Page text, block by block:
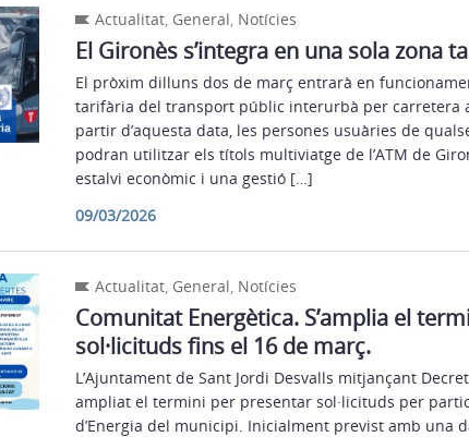
Actualitat, General, Notícies
El Gironès s’integra en una sola zona
El pròxim dilluns dos de març entrarà en
tarifària del transport públic interurbà per carretera
partir d’aquesta data, les persones usuàries de
podran utilitzar els títols multiviatge de l’ATM de
estalvi econòmic i una gestió […]
09/03/2026
Actualitat, General, Notícies
Comunitat Energètica. S’amplia el
sol·licituds fins el 16 de març.
L’Ajuntament de Sant Jordi Desvalls mitjançant
ampliat el termini per presentar sol·licituds per
d’Energia del municipi. Inicialment previst amb una